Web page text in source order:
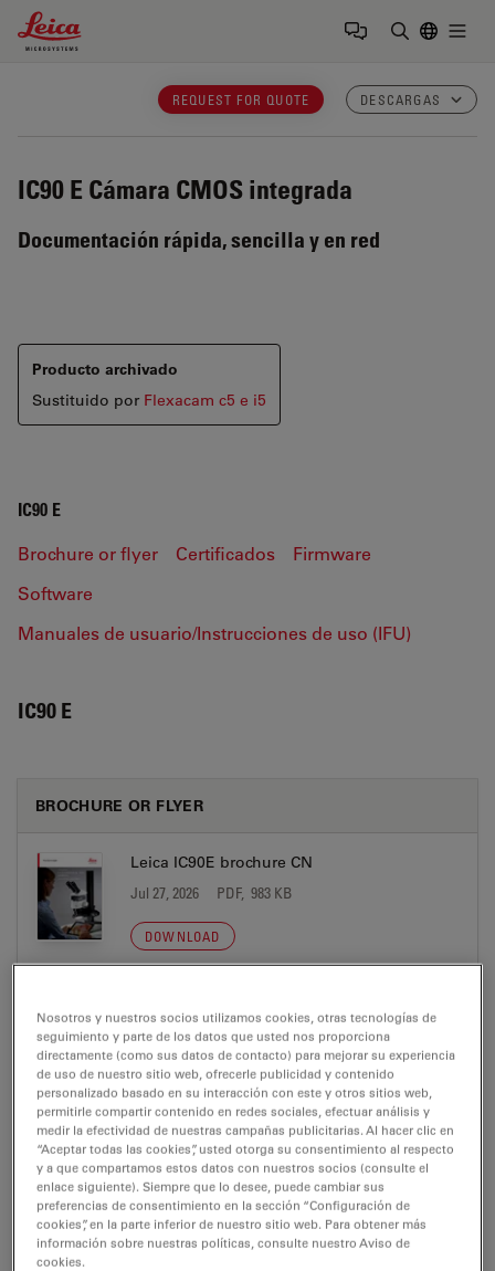
Leica Microsystems Logo
REQUEST FOR QUOTE DESCARGAS
IC90 E Cámara CMOS integrada
Documentación rápida, sencilla y en red
Producto archivado
Sustituido por Flexacam c5 e i5
IC90 E
Brochure or flyer Certificados
Firmware
Software
Manuales de usuario/Instrucciones de uso (IFU)
IC90 E
BROCHURE OR FLYER
Leica IC90E brochure CN
Jul 27, 2026 PDF, 983 KB
DOWNLOAD
Jul 27, 2026 PDF, 1 MB
DOWNLOAD
Leica IC90E brochure EN
Jul 27, 2026 PDF, 870 KB
DOWNLOAD
Nosotros y nuestros socios utilizamos cookies, otras tecnologías de
seguimiento y parte de los datos que usted nos proporciona
directamente (como sus datos de contacto) para mejorar su experiencia
de uso de nuestro sitio web, ofrecerle publicidad y contenido
personalizado basado en su interacción con este y otros sitios web,
permitirle compartir contenido en redes sociales, efectuar análisis y
medir la efectividad de nuestras campañas publicitarias. Al hacer clic en
“Aceptar todas las cookies”, usted otorga su consentimiento al respecto
y a que compartamos estos datos con nuestros socios (consulte el
enlace siguiente). Siempre que lo desee, puede cambiar sus
preferencias de consentimiento en la sección “Configuración de
cookies”, en la parte inferior de nuestro sitio web. Para obtener más
información sobre nuestras políticas, consulte nuestro Aviso de
cookies.